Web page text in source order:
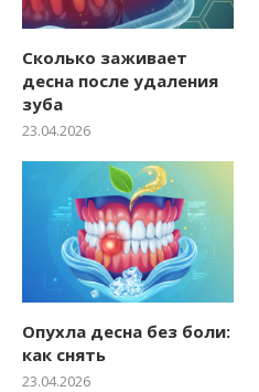
Сколько заживает
десна после удаления
зуба
23.04.2026
Опухла десна без боли:
как снять
23.04.2026